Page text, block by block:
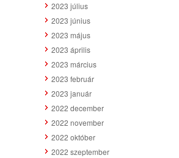
2023 július
2023 június
2023 május
2023 április
2023 március
2023 február
2023 január
2022 december
2022 november
2022 október
2022 szeptember